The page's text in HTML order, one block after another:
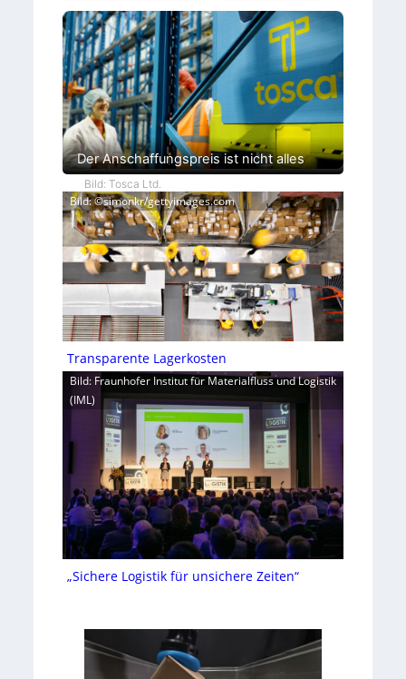
Der Anschaffungspreis ist nicht alles
Bild: Tosca Ltd.
Bild: ©simonkr/gettyimages.com
Transparente Lagerkosten
Bild: Fraunhofer Institut für Materialfluss und Logistik
(IML)
„Sichere Logistik für unsichere Zeiten“